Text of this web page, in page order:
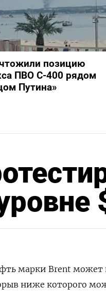
позицию
ПВО С-400 рядом
Путина»
марки Brent может
ниже которого